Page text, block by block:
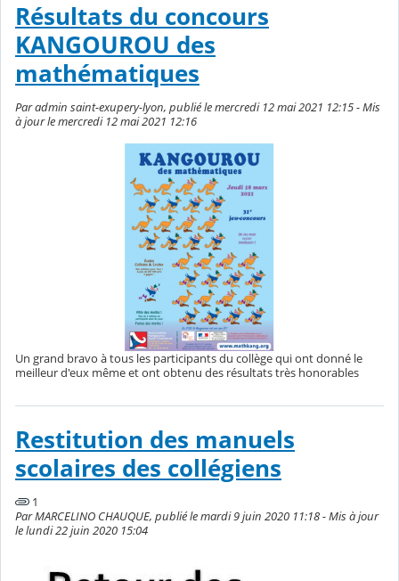
Résultats du concours
KANGOUROU des
mathématiques
Par admin saint-exupery-lyon, publié le mercredi 12 mai 2021 12:15 - Mis
à jour le mercredi 12 mai 2021 12:16
Un grand bravo à tous les participants du collège qui ont donné le
meilleur d'eux même et ont obtenu des résultats très honorables
Restitution des manuels
scolaires des collégiens
1
Par MARCELINO CHAUQUE, publié le mardi 9 juin 2020 11:18 - Mis à jour
le lundi 22 juin 2020 15:04